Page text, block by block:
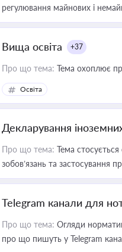
регулювання майнових і
Вища освіта +37
Про що тема: Тема охоплює
Освіта
Декларування
Про що тема: Тема
зобов’язань та застосування
Telegram канали для
Про що тема: Огляди
про що пишуть у Telegram